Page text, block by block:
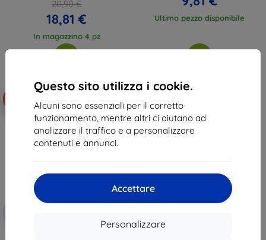
Questo sito utilizza i cookie.
Alcuni sono essenziali per il corretto
funzionamento, mentre altri ci aiutano ad
analizzare il traffico e a personalizzare
contenuti e annunci.
Accettare
Personalizzare
20,90 €
18,81 €
In magazzino 4 pz
Ultimo pezzo disponibile